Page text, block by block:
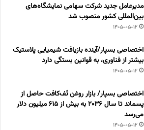
مدیرعامل جدید شرکت سهامی نمایشگاه‌های
بین‌المللی کشور منصوب شد
1405-05-12
اختصاصی بسپار/آینده بازیافت شیمیایی پلاستیک
بیشتر از فناوری، به قوانین بستگی دارد
1405-05-12
اختصاصی بسپار/ بازار روغن تَف‌کافت حاصل از
پسماند تا سال ۲۰۳۶ به بیش از ۶۱۵ میلیون دلار
می‌رسد
1405-05-12